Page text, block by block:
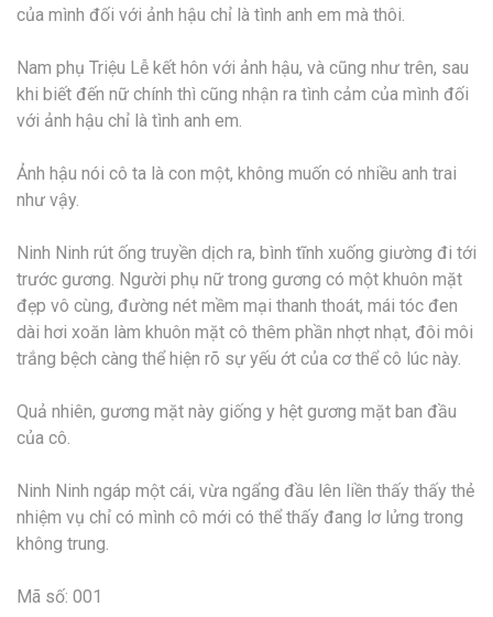
của mình đối với ảnh hậu chỉ là tình anh em mà thôi.
Nam phụ Triệu Lễ kết hôn với ảnh hậu, và cũng như trên, sau
khi biết đến nữ chính thì cũng nhận ra tình cảm của mình đối
với ảnh hậu chỉ là tình anh em.
Ảnh hậu nói cô ta là con một, không muốn có nhiều anh trai
như vậy.
Ninh Ninh rút ống truyền dịch ra, bình tĩnh xuống giường đi tới
trước gương. Người phụ nữ trong gương có một khuôn mặt
đẹp vô cùng, đường nét mềm mại thanh thoát, mái tóc đen
dài hơi xoăn làm khuôn mặt cô thêm phần nhợt nhạt, đôi môi
trắng bệch càng thể hiện rõ sự yếu ớt của cơ thể cô lúc này.
Quả nhiên, gương mặt này giống y hệt gương mặt ban đầu
của cô.
Ninh Ninh ngáp một cái, vừa ngẩng đầu lên liền thấy thấy thẻ
nhiệm vụ chỉ có mình cô mới có thể thấy đang lơ lửng trong
không trung.
Mã số: 001